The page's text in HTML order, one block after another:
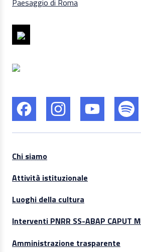
Chi siamo
Attività istituzionale
Luoghi della cultura
Interventi PNRR SS-ABAP CAPUT
Amministrazione trasparente